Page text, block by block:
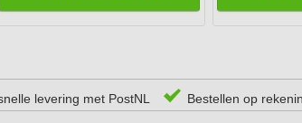
levering met PostNL Bestellen op